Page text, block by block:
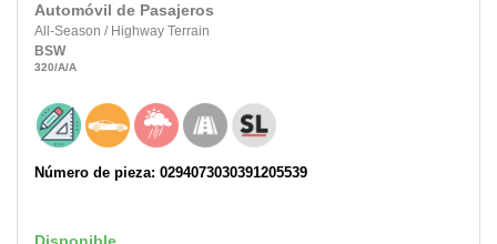
Automóvil de Pasajeros
All-Season / Highway Terrain
BSW
320/A/A
Número de pieza: 0294073030391205539